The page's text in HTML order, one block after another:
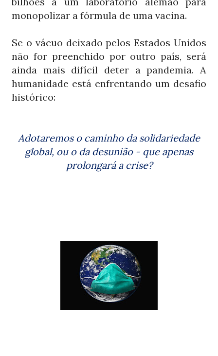
monopolizar a fórmula de uma vacina.
Se o vácuo deixado pelos Estados Unidos
não for preenchido por outro país, será
ainda mais difícil deter a pandemia. A
humanidade está enfrentando um desafio
histórico:
Adotaremos o caminho da solidariedade
global, ou o da desunião - que apenas
prolongará a crise?